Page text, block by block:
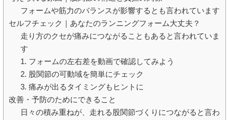
フォームや筋力のバランスが影響するとも言われています
セルフチェック｜あなたのランニングフォーム大丈夫？
走り方のクセが痛みにつながることもあると言われていま
す
1. フォームの左右差を動画で確認してみよう
2. 股関節の可動域を簡単にチェック
3. 痛みが出るタイミングもヒントに
改善・予防のためにできること
日々の積み重ねが、走れる股関節づくりにつながると言わ